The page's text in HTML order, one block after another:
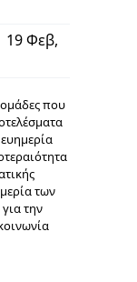
19 Φεβ,
ομάδες που
των
την